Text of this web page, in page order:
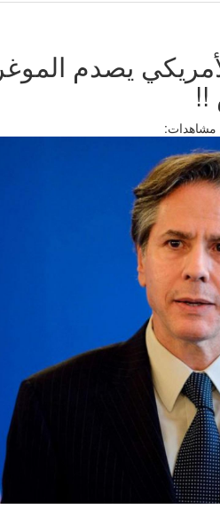
يصدم
!!
مشاهدات: